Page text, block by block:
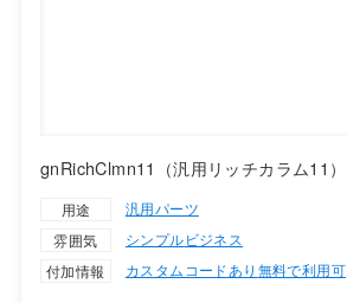
gnRichClmn11（汎用リッチカラム11）
用途
汎用パーツ
雰囲気
シンプルビジネス
付加情報
カスタムコードあり 無料で利用可